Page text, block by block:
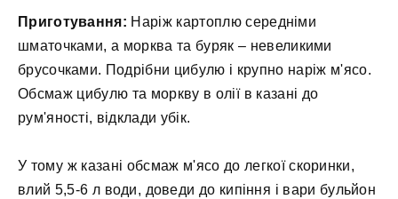
Приготування: Наріж картоплю середніми
шматочками, а морква та буряк – невеликими
брусочками. Подрібни цибулю і крупно наріж м'ясо.
Обсмаж цибулю та моркву в олії в казані до
рум'яності, відклади убік.
У тому ж казані обсмаж м'ясо до легкої скоринки,
влий 5,5-6 л води, доведи до кипіння і вари бульйон